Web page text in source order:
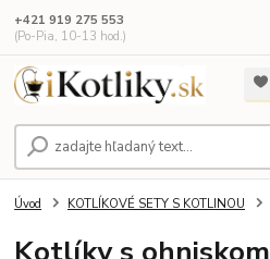
+421 919 275 553
(Po-Pia, 10-13 hod.)
Úvod KOTLÍKOVÉ SETY S KOTLINOU